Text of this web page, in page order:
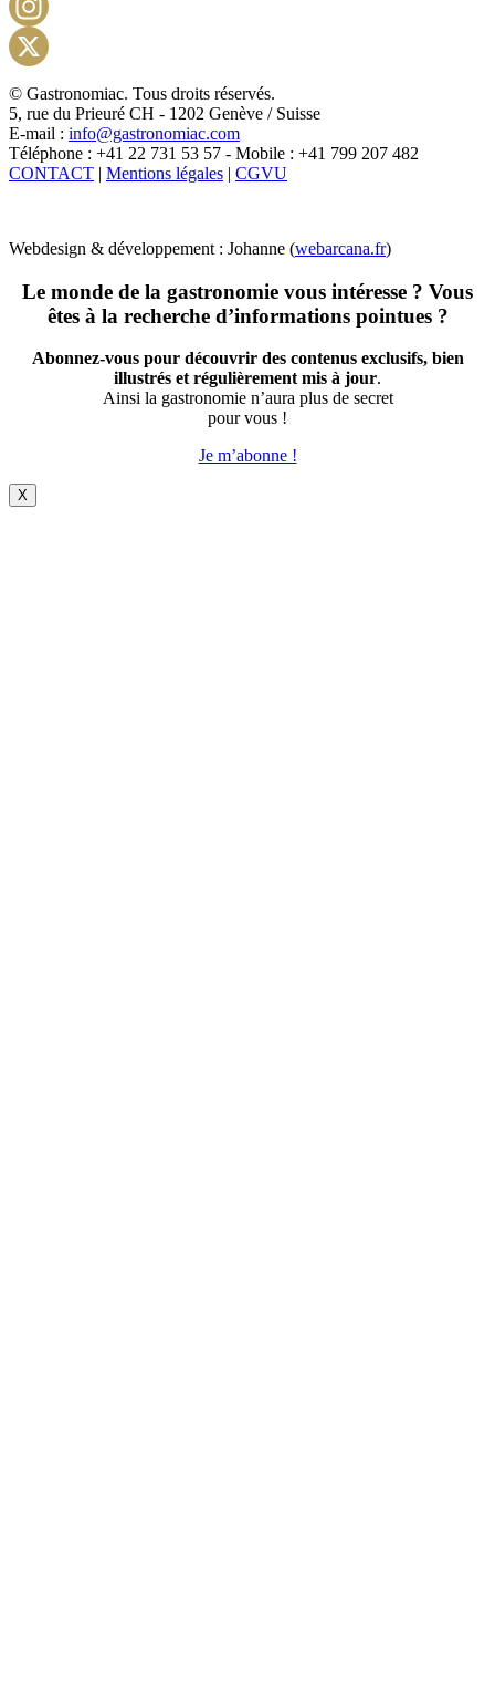
X
© Gastronomiac. Tous droits réservés.
5, rue du Prieuré CH - 1202 Genève / Suisse
E-mail : info@gastronomiac.com
Téléphone : +41 22 731 53 57 - Mobile : +41 799 207 482
CONTACT | Mentions légales | CGVU
Webdesign & développement : Johanne (webarcana.fr)
Le monde de la gastronomie vous intéresse ? Vous
êtes à la recherche d’informations pointues ?
Abonnez-vous pour découvrir des contenus exclusifs, bien
illustrés et régulièrement mis à jour.
Ainsi la gastronomie n’aura plus de secret
pour vous !
Je m’abonne !
X